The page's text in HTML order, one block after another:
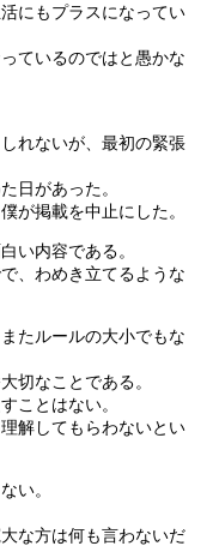
にもプラスになってい
ているのではと愚かな
れないが、最初の緊張
日があった。
が掲載を中止にした。
い内容である。
、わめき立てるような
たルールの大小でもな
切なことである。
ことはない。
解してもらわないとい
い。
な方は何も言わないだ